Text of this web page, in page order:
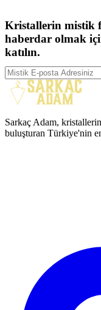
Kristallerin mistik
haberdar olmak
katılın.
Sarkaç Adam,
buluşturan Türkiye'nin